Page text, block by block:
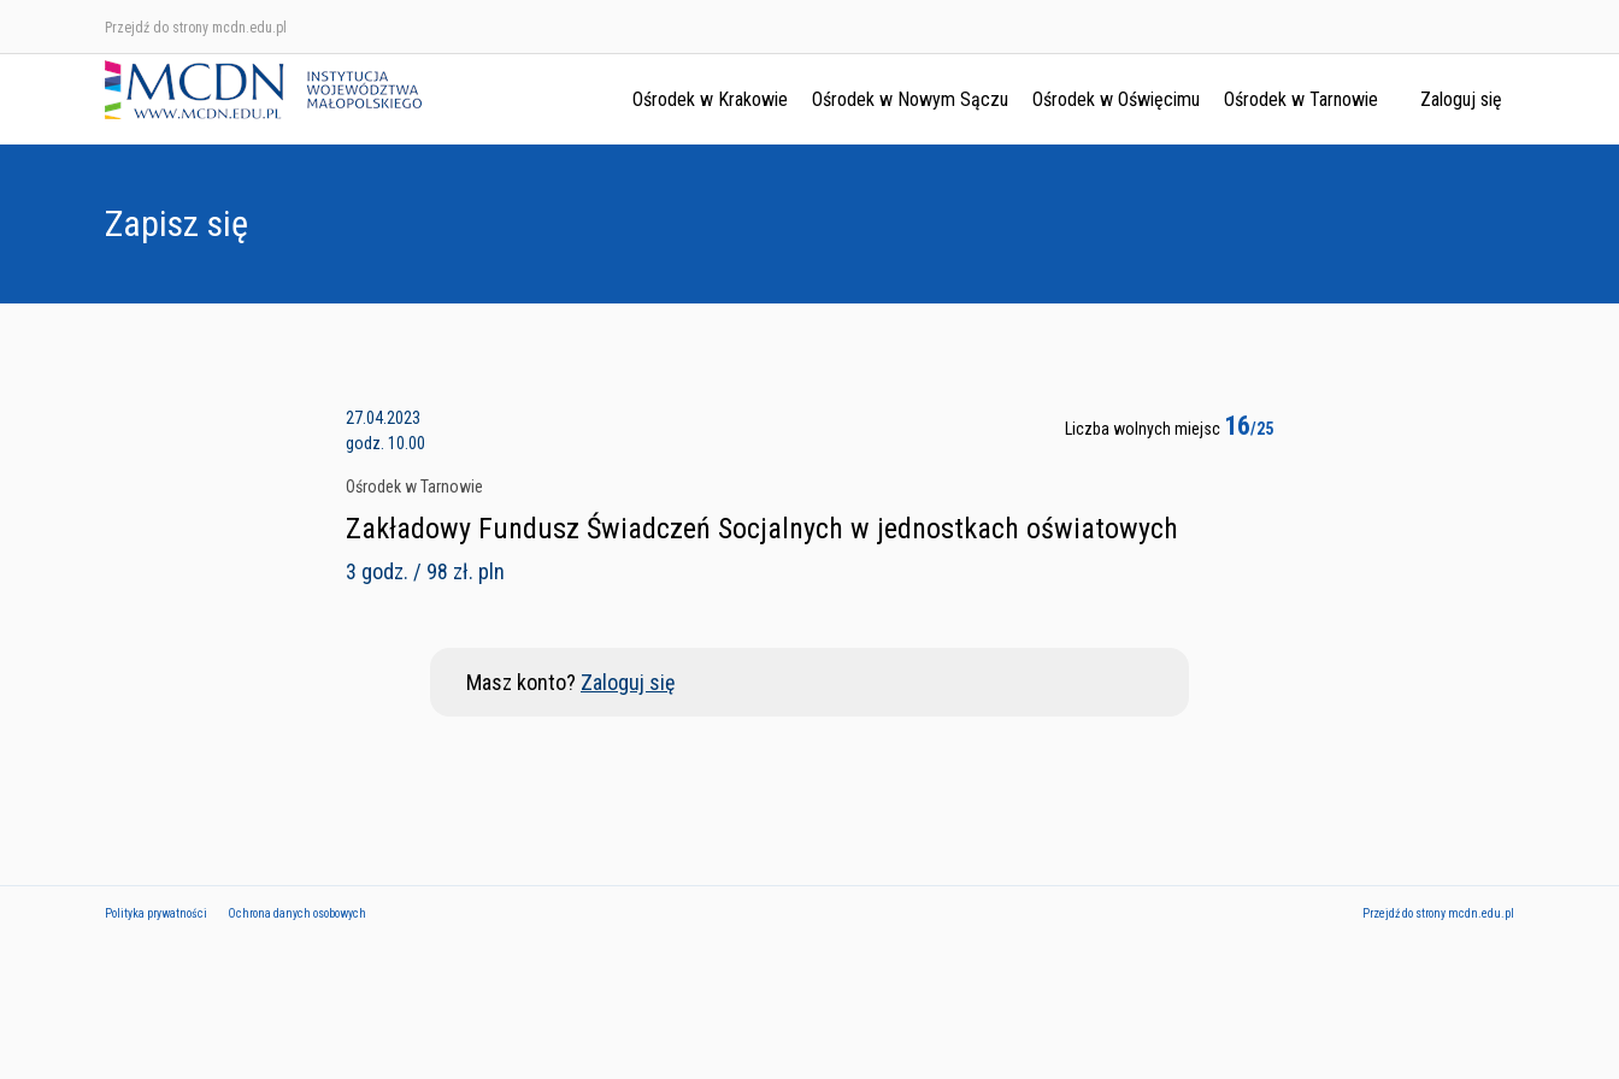
Przejdź do strony mcdn.edu.pl
Ośrodek w Krakowie Ośrodek w Nowym Sączu Ośrodek w Oświęcimu Ośrodek w Tarnowie Zaloguj się
Zapisz się
27.04.2023
godz. 10.00
Ośrodek w Tarnowie
Liczba wolnych miejsc 16/25
Zakładowy Fundusz Świadczeń Socjalnych w jednostkach oświatowych
3 godz. / 98 zł. pln
Masz konto? Zaloguj się
Polityka prywatności Ochrona danych osobowych Przejdź do strony mcdn.edu.pl
Ośrodek w Krakowie